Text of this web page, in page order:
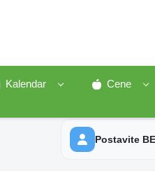
Kalendar Cene
Postavite